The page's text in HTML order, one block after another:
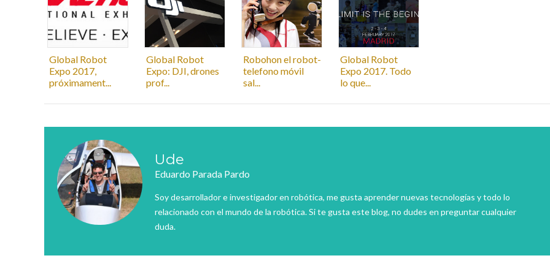
Global Robot
Expo 2017,
próximament...
Global Robot
Expo: DJI, drones
prof...
Robohon el robot-
telefono móvil
sal...
Global Robot
Expo 2017. Todo
lo que...
Ude
Eduardo Parada Pardo
Soy desarrollador e investigador en robótica, me gusta aprender nuevas tecnologías y todo lo
relacionado con el mundo de la robótica. Si te gusta este blog, no dudes en preguntar cualquier
duda.